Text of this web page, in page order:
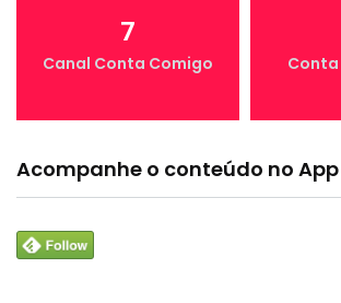
7
Canal Conta Comigo Conta
Acompanhe o conteúdo no